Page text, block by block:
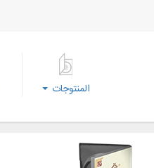
المنتوجات